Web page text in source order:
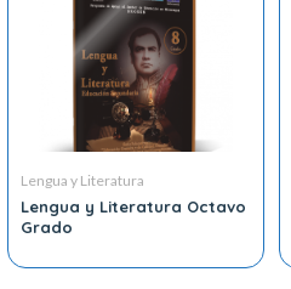
Lengua y Literatura
Lengua y Literatura Octavo
Grado